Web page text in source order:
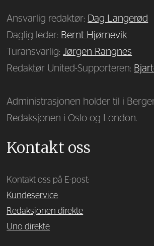
Ansvarlig redaktør: Dag Langerød
Daglig leder: Bernt Hjørnevik
Turansvarlig:Jørgen Rangnes
Redaktør United-Supporteren:
Administrasjonen holder til i
Redaksjonen i Oslo og London.
Kontakt oss
Kontakt oss på E-post:
Kundeservice
Redaksjonen direkte
Uno direkte